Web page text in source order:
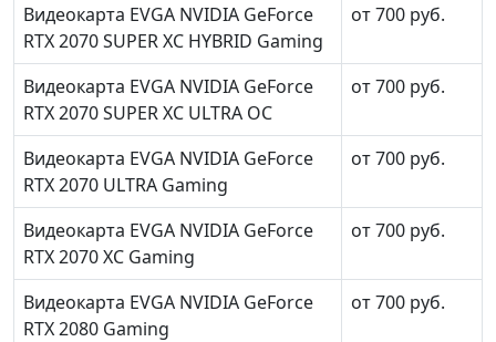
Видеокарта EVGA NVIDIA GeForce
RTX 2070 SUPER XC HYBRID Gaming
от 700 руб.
Видеокарта EVGA NVIDIA GeForce
RTX 2070 SUPER XC ULTRA OC
от 700 руб.
Видеокарта EVGA NVIDIA GeForce
RTX 2070 ULTRA Gaming
от 700 руб.
Видеокарта EVGA NVIDIA GeForce
RTX 2070 XC Gaming
от 700 руб.
Видеокарта EVGA NVIDIA GeForce
RTX 2080 Gaming
от 700 руб.